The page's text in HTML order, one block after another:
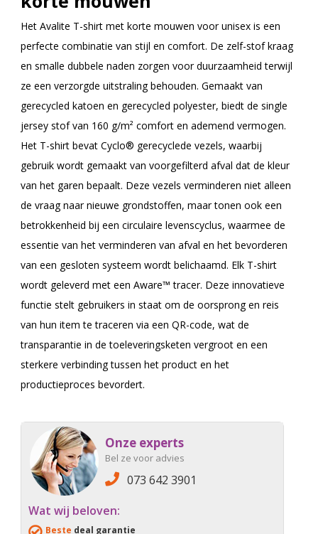
Het Avalite T-shirt met korte mouwen voor unisex is een
perfecte combinatie van stijl en comfort. De zelf-stof kraag
en smalle dubbele naden zorgen voor duurzaamheid terwijl
ze een verzorgde uitstraling behouden. Gemaakt van
gerecycled katoen en gerecycled polyester, biedt de single
jersey stof van 160 g/m² comfort en ademend vermogen.
Het T-shirt bevat Cyclo® gerecyclede vezels, waarbij
gebruik wordt gemaakt van voorgefilterd afval dat de kleur
van het garen bepaalt. Deze vezels verminderen niet alleen
de vraag naar nieuwe grondstoffen, maar tonen ook een
betrokkenheid bij een circulaire levenscyclus, waarmee de
essentie van het verminderen van afval en het bevorderen
van een gesloten systeem wordt belichaamd. Elk T-shirt
wordt geleverd met een Aware™ tracer. Deze innovatieve
functie stelt gebruikers in staat om de oorsprong en reis
van hun item te traceren via een QR-code, wat de
transparantie in de toeleveringsketen vergroot en een
sterkere verbinding tussen het product en het
productieproces bevordert.
Onze experts
Bel ze voor advies
073 642 3901
Wat wij beloven:
Beste deal garantie